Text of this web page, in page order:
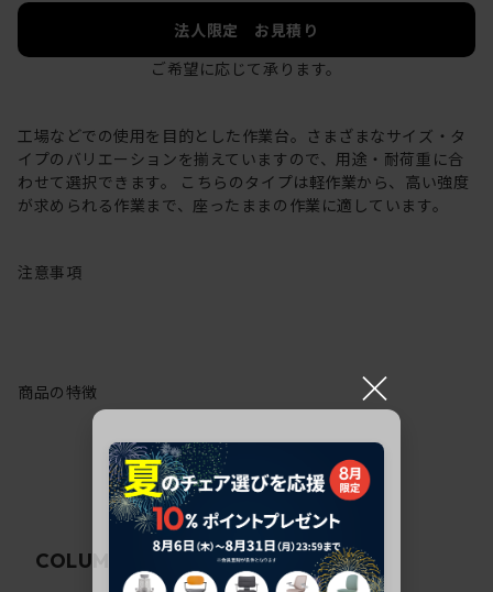
法人限定 お見積り
ご希望に応じて承ります。
工場などでの使用を目的とした作業台。さまざまなサイズ・タ
イプのバリエーションを揃えていますので、用途・耐荷重に合
わせて選択できます。 こちらのタイプは軽作業から、高い強度
が求められる作業まで、座ったままの作業に適しています。
注意事項
商品の特徴
COLUMN 関連コラム
×